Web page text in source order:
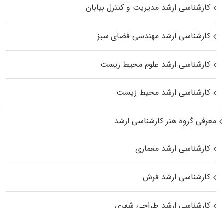
کارشناسی ارشد مدیریت و کنترل بیابان
کارشناسی ارشد مهندسی فضای سبز
کارشناسی ارشد علوم محیط‌ زیست
کارشناسی ارشد محیط زیست
معرفی گروه هنر کارشناسی ارشد
کارشناسی ارشد معماری
کارشناسی ارشد فرش
کارشناسی ارشد طراحی شهری